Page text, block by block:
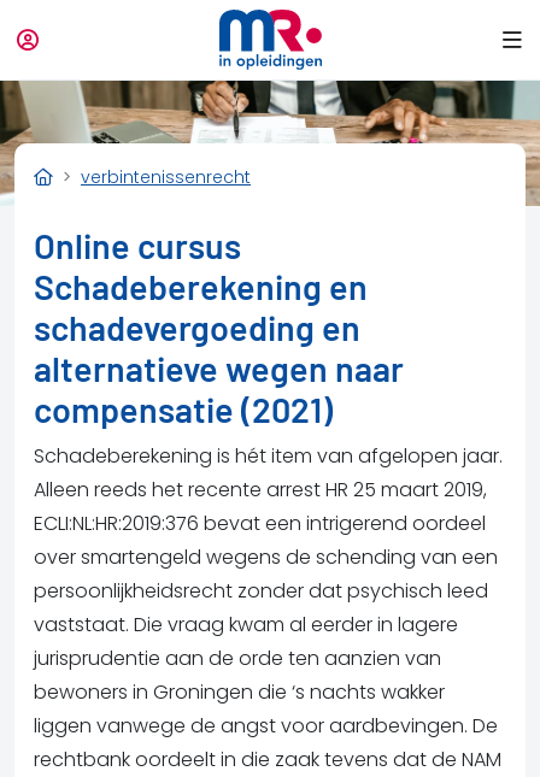
verbintenissenrecht
Online cursus
Schadeberekening en
schadevergoeding en
alternatieve wegen naar
compensatie (2021)
Schadeberekening is hét item van afgelopen jaar.
Alleen reeds het recente arrest HR 25 maart 2019,
ECLI:NL:HR:2019:376 bevat een intrigerend oordeel
over smartengeld wegens de schending van een
persoonlijkheidsrecht zonder dat psychisch leed
vaststaat. Die vraag kwam al eerder in lagere
jurisprudentie aan de orde ten aanzien van
bewoners in Groningen die ‘s nachts wakker
liggen vanwege de angst voor aardbevingen. De
rechtbank oordeelt in die zaak tevens dat de NAM